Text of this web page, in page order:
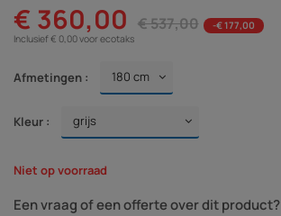
€ 360,00 € 537,00
-€ 177,00
Inclusief € 0,00 voor ecotaks
Afmetingen :
Kleur :
Niet op voorraad
Een vraag of een offerte over dit product?